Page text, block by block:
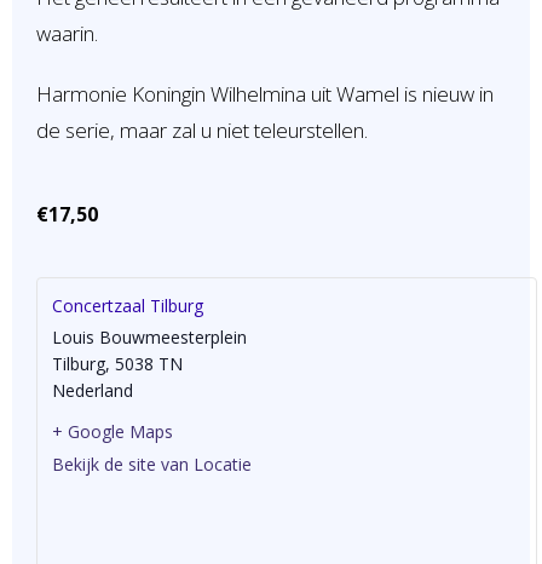
waarin.
Harmonie Koningin Wilhelmina uit Wamel is nieuw in
de serie, maar zal u niet teleurstellen.
€17,50
Concertzaal Tilburg
Louis Bouwmeesterplein
Tilburg, 5038 TN
Nederland
+ Google Maps
Bekijk de site van Locatie